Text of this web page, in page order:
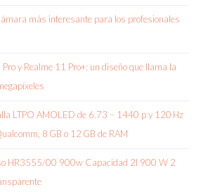
más interesante para los profesionales
y Realme 11 Pro+: un diseño que llama la
LTPO AMOLED de 6.73 – 1440 p y 120 Hz
8 GB o 12 GB de RAM
HR3555/00 900w Capacidad 2l 900 W 2